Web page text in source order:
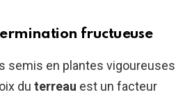
fructueuse
semis en plantes vigoureuses
du terreau est un facteur